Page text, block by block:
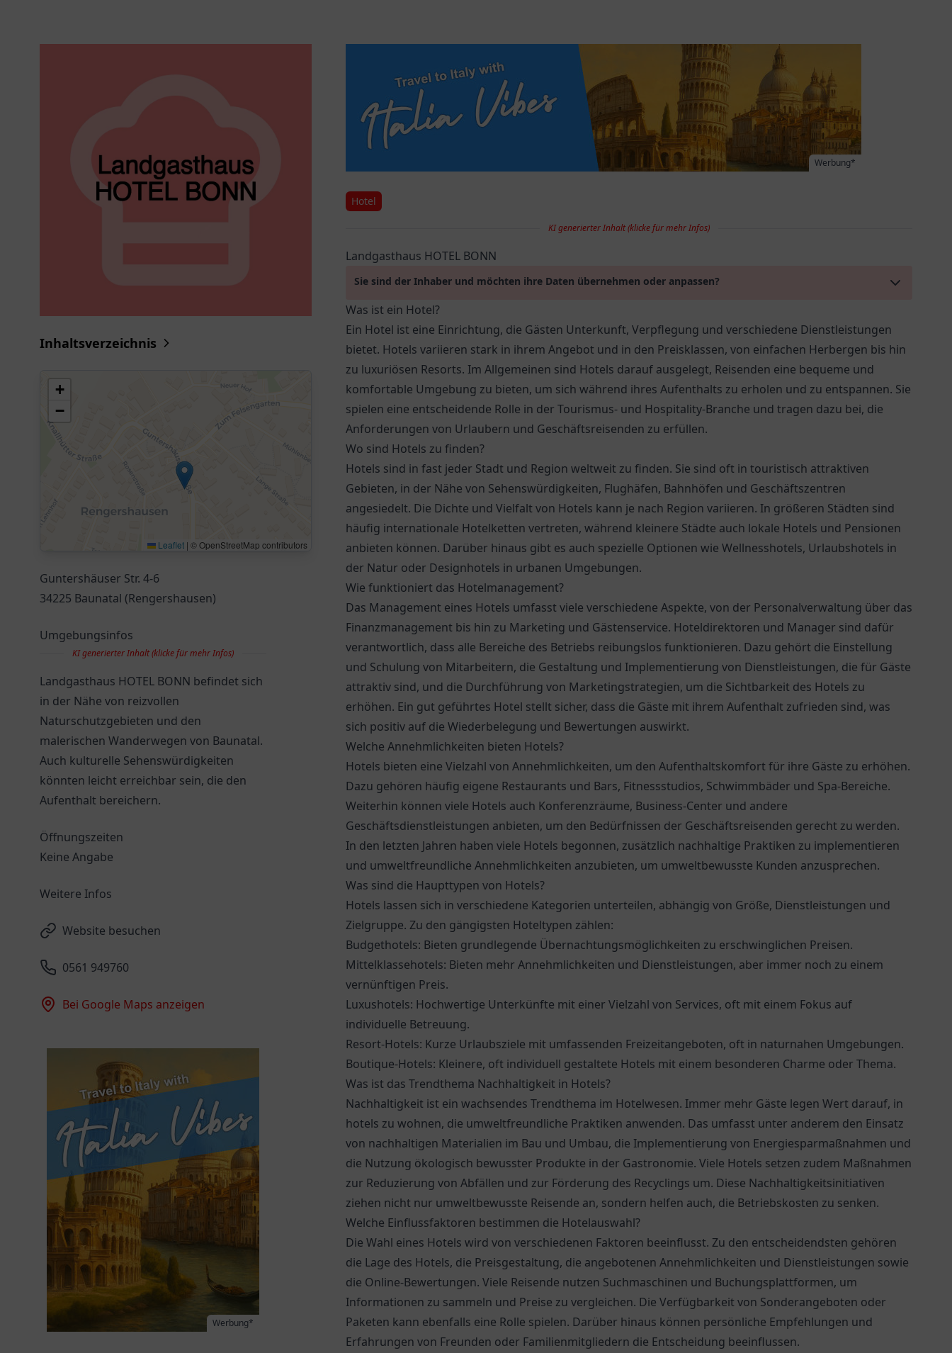
Inhaltsverzeichnis
+
−
Leaflet | © OpenStreetMap contributors
Guntershäuser Str. 4-6
34225 Baunatal (Rengershausen)
Umgebungsinfos
KI generierter Inhalt (klicke für mehr Infos)
Landgasthaus HOTEL BONN befindet sich
in der Nähe von reizvollen
Naturschutzgebieten und den
malerischen Wanderwegen von Baunatal.
Auch kulturelle Sehenswürdigkeiten
könnten leicht erreichbar sein, die den
Aufenthalt bereichern.
Öffnungszeiten
Keine Angabe
Weitere Infos
Website besuchen
0561 949760
Bei Google Maps anzeigen
Werbung*
Werbung*
Hotel
KI generierter Inhalt (klicke für mehr Infos)
Landgasthaus HOTEL BONN
Sie sind der Inhaber und möchten ihre Daten übernehmen oder anpassen?
Was ist ein Hotel?
Ein Hotel ist eine Einrichtung, die Gästen Unterkunft, Verpflegung und verschiedene Dienstleistungen
bietet. Hotels variieren stark in ihrem Angebot und in den Preisklassen, von einfachen Herbergen bis hin
zu luxuriösen Resorts. Im Allgemeinen sind Hotels darauf ausgelegt, Reisenden eine bequeme und
komfortable Umgebung zu bieten, um sich während ihres Aufenthalts zu erholen und zu entspannen. Sie
spielen eine entscheidende Rolle in der Tourismus- und Hospitality-Branche und tragen dazu bei, die
Anforderungen von Urlaubern und Geschäftsreisenden zu erfüllen.
Wo sind Hotels zu finden?
Hotels sind in fast jeder Stadt und Region weltweit zu finden. Sie sind oft in touristisch attraktiven
Gebieten, in der Nähe von Sehenswürdigkeiten, Flughäfen, Bahnhöfen und Geschäftszentren
angesiedelt. Die Dichte und Vielfalt von Hotels kann je nach Region variieren. In größeren Städten sind
häufig internationale Hotelketten vertreten, während kleinere Städte auch lokale Hotels und Pensionen
anbieten können. Darüber hinaus gibt es auch spezielle Optionen wie Wellnesshotels, Urlaubshotels in
der Natur oder Designhotels in urbanen Umgebungen.
Wie funktioniert das Hotelmanagement?
Das Management eines Hotels umfasst viele verschiedene Aspekte, von der Personalverwaltung über das
Finanzmanagement bis hin zu Marketing und Gästenservice. Hoteldirektoren und Manager sind dafür
verantwortlich, dass alle Bereiche des Betriebs reibungslos funktionieren. Dazu gehört die Einstellung
und Schulung von Mitarbeitern, die Gestaltung und Implementierung von Dienstleistungen, die für Gäste
attraktiv sind, und die Durchführung von Marketingstrategien, um die Sichtbarkeit des Hotels zu
erhöhen. Ein gut geführtes Hotel stellt sicher, dass die Gäste mit ihrem Aufenthalt zufrieden sind, was
sich positiv auf die Wiederbelegung und Bewertungen auswirkt.
Welche Annehmlichkeiten bieten Hotels?
Hotels bieten eine Vielzahl von Annehmlichkeiten, um den Aufenthaltskomfort für ihre Gäste zu erhöhen.
Dazu gehören häufig eigene Restaurants und Bars, Fitnessstudios, Schwimmbäder und Spa-Bereiche.
Weiterhin können viele Hotels auch Konferenzräume, Business-Center und andere
Geschäftsdienstleistungen anbieten, um den Bedürfnissen der Geschäftsreisenden gerecht zu werden.
In den letzten Jahren haben viele Hotels begonnen, zusätzlich nachhaltige Praktiken zu implementieren
und umweltfreundliche Annehmlichkeiten anzubieten, um umweltbewusste Kunden anzusprechen.
Was sind die Haupttypen von Hotels?
Hotels lassen sich in verschiedene Kategorien unterteilen, abhängig von Größe, Dienstleistungen und
Zielgruppe. Zu den gängigsten Hoteltypen zählen:
Budgethotels: Bieten grundlegende Übernachtungsmöglichkeiten zu erschwinglichen Preisen.
Mittelklassehotels: Bieten mehr Annehmlichkeiten und Dienstleistungen, aber immer noch zu einem
vernünftigen Preis.
Luxushotels: Hochwertige Unterkünfte mit einer Vielzahl von Services, oft mit einem Fokus auf
individuelle Betreuung.
Resort-Hotels: Kurze Urlaubsziele mit umfassenden Freizeitangeboten, oft in naturnahen Umgebungen.
Boutique-Hotels: Kleinere, oft individuell gestaltete Hotels mit einem besonderen Charme oder Thema.
Was ist das Trendthema Nachhaltigkeit in Hotels?
Nachhaltigkeit ist ein wachsendes Trendthema im Hotelwesen. Immer mehr Gäste legen Wert darauf, in
hotels zu wohnen, die umweltfreundliche Praktiken anwenden. Das umfasst unter anderem den Einsatz
von nachhaltigen Materialien im Bau und Umbau, die Implementierung von Energiesparmaßnahmen und
die Nutzung ökologisch bewusster Produkte in der Gastronomie. Viele Hotels setzen zudem Maßnahmen
zur Reduzierung von Abfällen und zur Förderung des Recyclings um. Diese Nachhaltigkeitsinitiativen
ziehen nicht nur umweltbewusste Reisende an, sondern helfen auch, die Betriebskosten zu senken.
Welche Einflussfaktoren bestimmen die Hotelauswahl?
Die Wahl eines Hotels wird von verschiedenen Faktoren beeinflusst. Zu den entscheidendsten gehören
die Lage des Hotels, die Preisgestaltung, die angebotenen Annehmlichkeiten und Dienstleistungen sowie
die Online-Bewertungen. Viele Reisende nutzen Suchmaschinen und Buchungsplattformen, um
Informationen zu sammeln und Preise zu vergleichen. Die Verfügbarkeit von Sonderangeboten oder
Paketen kann ebenfalls eine Rolle spielen. Darüber hinaus können persönliche Empfehlungen und
Erfahrungen von Freunden oder Familienmitgliedern die Entscheidung beeinflussen.